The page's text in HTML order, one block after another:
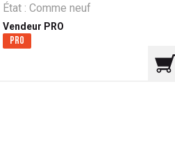
État : Comme neuf
Vendeur PRO
Pro